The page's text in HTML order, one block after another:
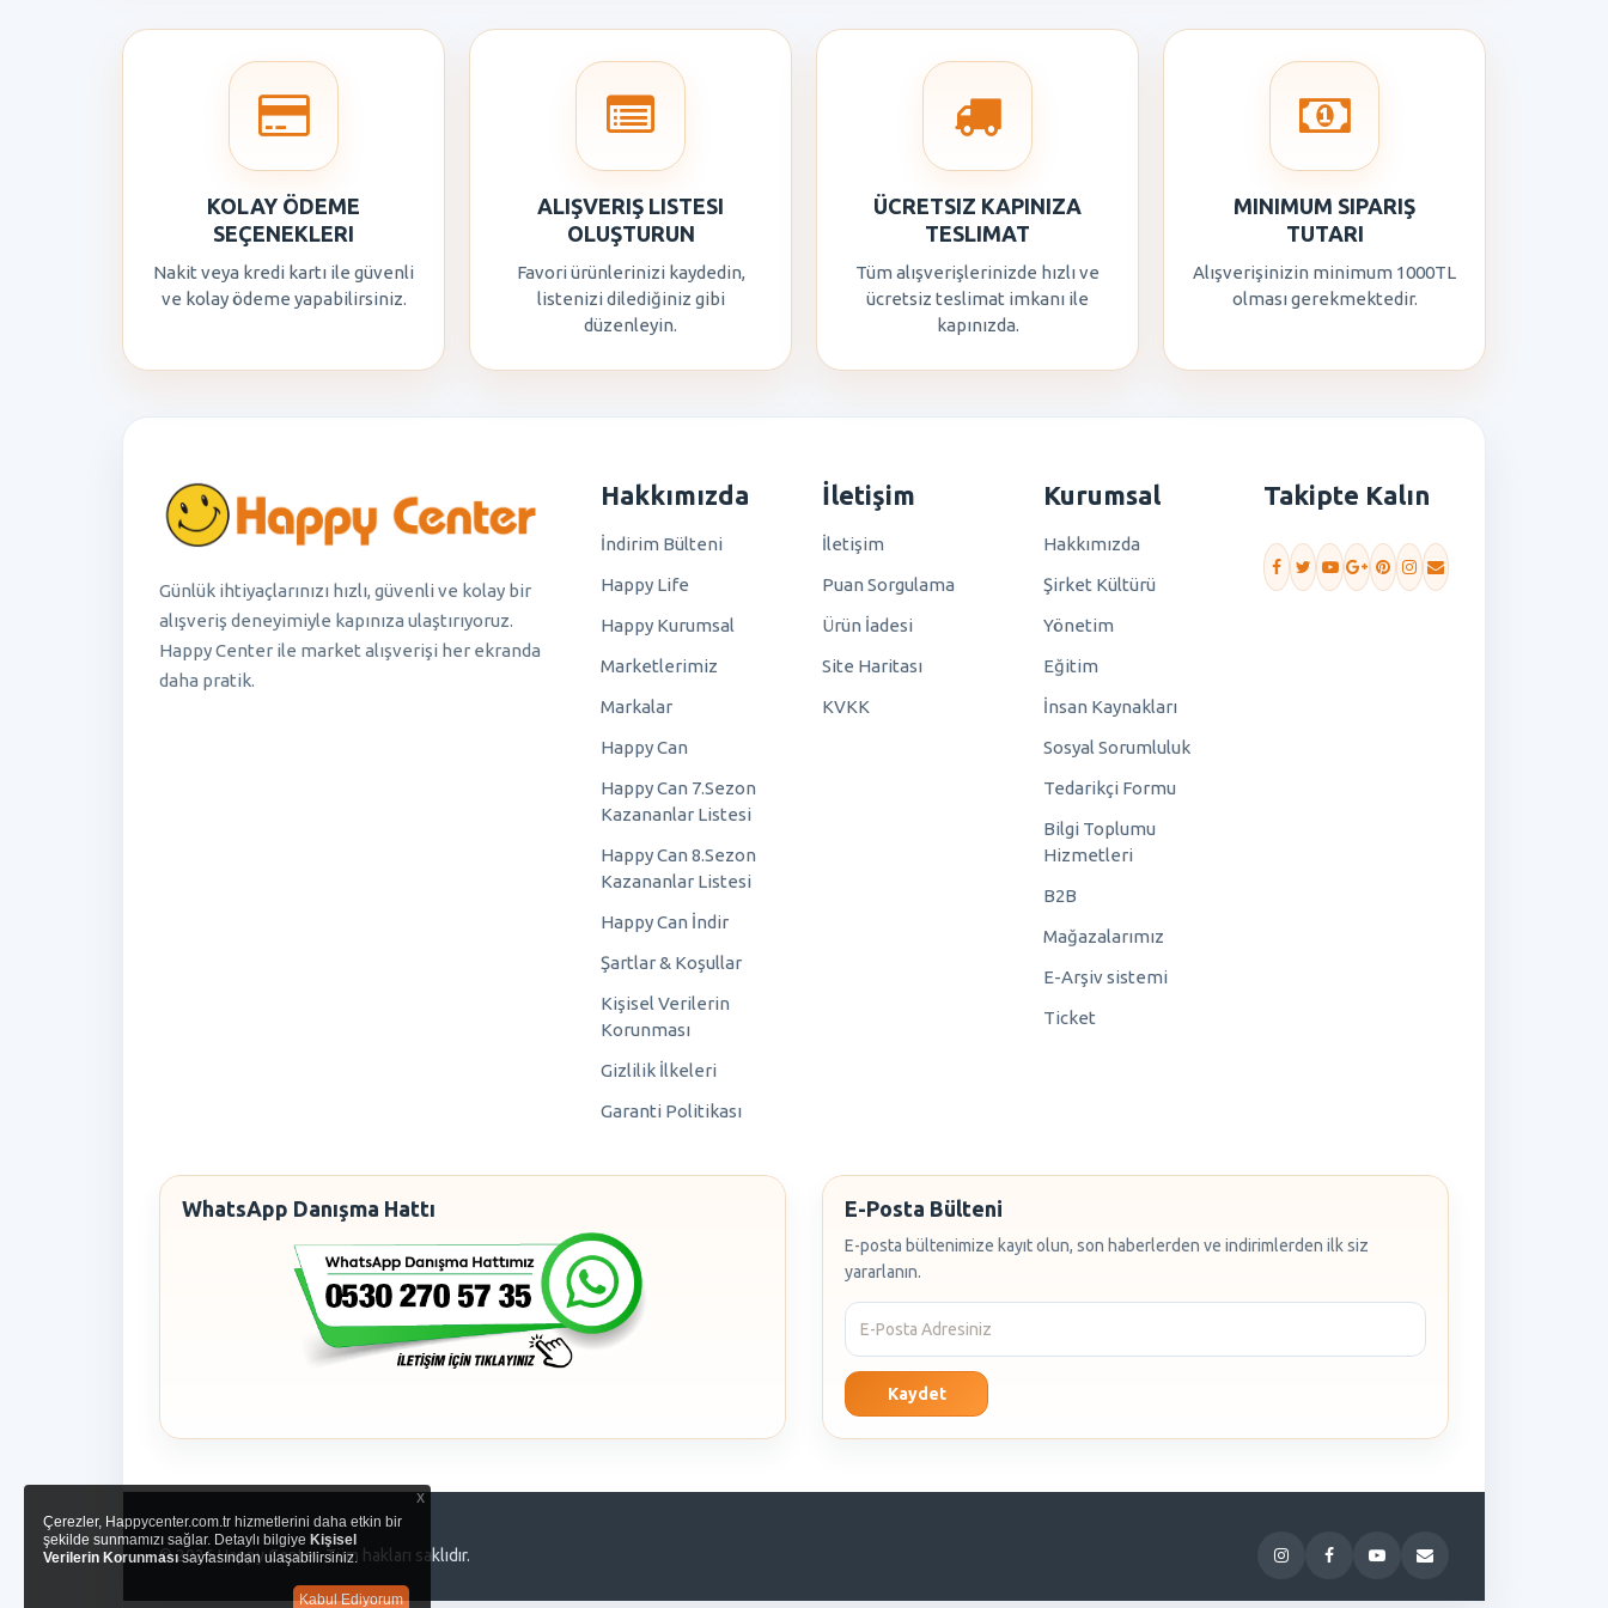
KOLAY ÖDEME
SEÇENEKLERI
Nakit veya kredi kartı ile güvenli
ve kolay ödeme yapabilirsiniz.
ALIŞVERIŞ LISTESI
OLUŞTURUN
Favori ürünlerinizi kaydedin,
listenizi dilediğiniz gibi
düzenleyin.
ÜCRETSIZ KAPINIZA
TESLIMAT
Tüm alışverişlerinizde hızlı ve
ücretsiz teslimat imkanı ile
kapınızda.
MINIMUM SIPARIŞ
TUTARI
Alışverişinizin minimum 1000TL
olması gerekmektedir.
Günlük ihtiyaçlarınızı hızlı, güvenli ve kolay bir
alışveriş deneyimiyle kapınıza ulaştırıyoruz.
Happy Center ile market alışverişi her ekranda
daha pratik.
Hakkımızda
İndirim Bülteni
Happy Life
Happy Kurumsal
Marketlerimiz
Markalar
Happy Can
Happy Can 7.Sezon
Kazananlar Listesi
Happy Can 8.Sezon
Kazananlar Listesi
Happy Can İndir
Şartlar & Koşullar
Kişisel Verilerin
Korunması
Gizlilik İlkeleri
Garanti Politikası
İletişim
İletişim
Puan Sorgulama
Ürün İadesi
Site Haritası
KVKK
Kurumsal
Hakkımızda
Şirket Kültürü
Yönetim
Eğitim
İnsan Kaynakları
Sosyal Sorumluluk
Tedarikçi Formu
Bilgi Toplumu
Hizmetleri
B2B
Mağazalarımız
E-Arşiv sistemi
Ticket
Takipte Kalın
WhatsApp Danışma Hattı E-Posta Bülteni
E-posta bültenimize kayıt olun, son haberlerden ve indirimlerden ilk siz
yararlanın.
Kaydet
© 2026 Happy Center. Tüm hakları saklıdır.
x
Çerezler, Happycenter.com.tr hizmetlerini daha etkin bir
şekilde sunmamızı sağlar. Detaylı bilgiye Kişisel
Verilerin Korunmasısayfasından ulaşabilirsiniz.
Kabul Ediyorum